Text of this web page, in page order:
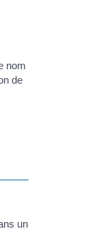
nom
de
un